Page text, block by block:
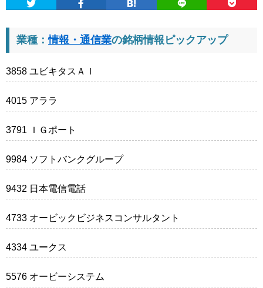
業種：情報・通信業の銘柄情報ピックアップ
3858 ユビキタスＡＩ
4015 アララ
3791 ＩＧポート
9984 ソフトバンクグループ
9432 日本電信電話
4733 オービックビジネスコンサルタント
4334 ユークス
5576 オービーシステム